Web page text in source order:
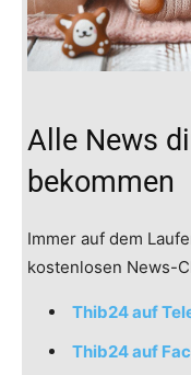
Alle News
bekommen
Immer auf dem
kostenlosen News-
Thib24 auf
Thib24 auf